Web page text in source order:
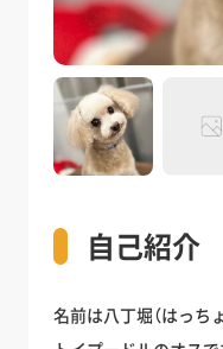
自己紹介
名前は八丁堀（はっち